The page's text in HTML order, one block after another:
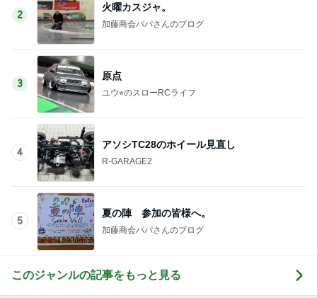
2
火曜カスジャ。
加藤商会パパさんのブログ
3
原点
ユウ⭐︎のスローRCライフ
4
アソシTC28のホイール見直し
R-GARAGE2
5
夏の陣 参加の皆様へ。
加藤商会パパさんのブログ
このジャンルの記事をもっと見る